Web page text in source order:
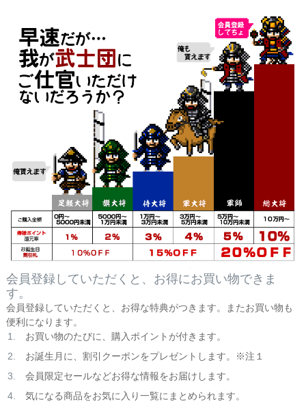
会員登録していただくと、お得にお買い物できま
す。
会員登録していただくと、お得な特典がつきます。またお買い物も
便利になります。
お買い物のたびに、購入ポイントが付きます。
お誕生月に、割引クーポンをプレゼントします。※注１
会員限定セールなどお得な情報をお届けします。
気になる商品をお気に入り一覧にまとめられます。